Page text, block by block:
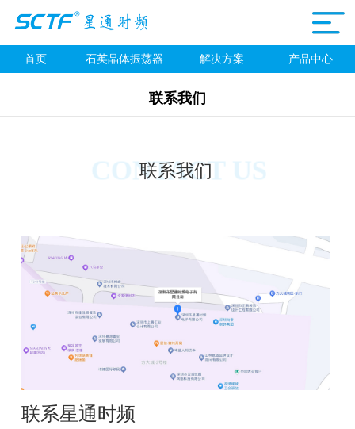
首页 石英晶体振荡器 解决方案 产品中心
联系我们
CONTACT US
联系我们
联系星通时频